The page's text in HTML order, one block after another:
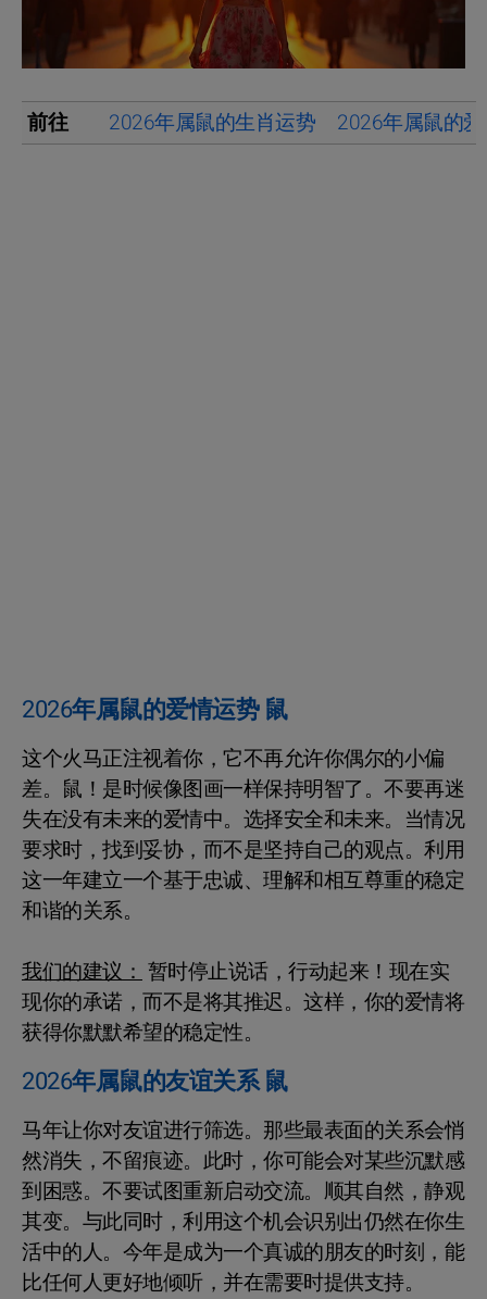
前往 2026年属鼠的生肖运势 2026年属鼠的
2026年属鼠的爱情运势 鼠
这个火马正注视着你，它不再允许你偶尔的小偏
差。鼠！是时候像图画一样保持明智了。不要再迷
失在没有未来的爱情中。选择安全和未来。当情况
要求时，找到妥协，而不是坚持自己的观点。利用
这一年建立一个基于忠诚、理解和相互尊重的稳定
和谐的关系。
我们的建议：暂时停止说话，行动起来！现在实
现你的承诺，而不是将其推迟。这样，你的爱情将
获得你默默希望的稳定性。
2026年属鼠的友谊关系 鼠
马年让你对友谊进行筛选。那些最表面的关系会悄
然消失，不留痕迹。此时，你可能会对某些沉默感
到困惑。不要试图重新启动交流。顺其自然，静观
其变。与此同时，利用这个机会识别出仍然在你生
活中的人。今年是成为一个真诚的朋友的时刻，能
比任何人更好地倾听，并在需要时提供支持。